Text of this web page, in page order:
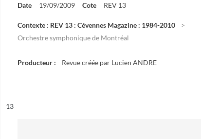
Date 19/09/2009 Cote REV 13
Contexte : REV 13 : Cévennes Magazine : 1984-2010
Orchestre symphonique de Montréal
Producteur : Revue créée par Lucien ANDRE
n°
13